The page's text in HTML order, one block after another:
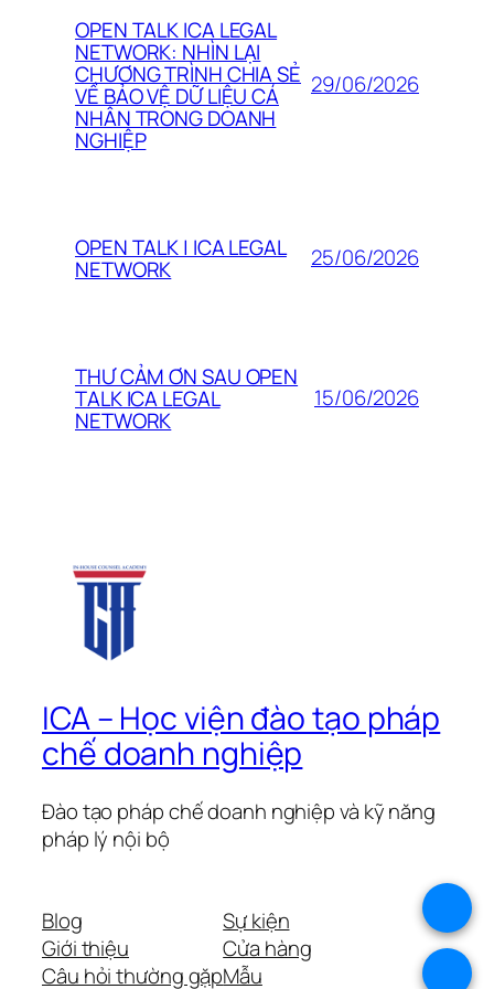
OPEN TALK ICA LEGAL
NETWORK: NHÌN LẠI
CHƯƠNG TRÌNH CHIA SẺ
VỀ BẢO VỆ DỮ LIỆU CÁ
NHÂN TRONG DOANH
NGHIỆP
29/06/2026
OPEN TALK | ICA LEGAL
NETWORK 25/06/2026
THƯ CẢM ƠN SAU OPEN
TALK ICA LEGAL
NETWORK
15/06/2026
ICA – Học viện đào tạo pháp
chế doanh nghiệp
Đào tạo pháp chế doanh nghiệp và kỹ năng
pháp lý nội bộ
Blog
Giới thiệu
Câu hỏi thường gặp
Sự kiện
Cửa hàng
Mẫu